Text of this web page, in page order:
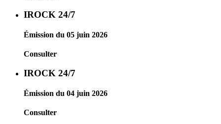
IROCK 24/7
Émission du 05 juin 2026
Consulter
IROCK 24/7
Émission du 04 juin 2026
Consulter